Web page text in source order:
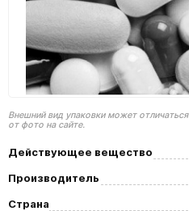
Внешний вид упаковки может отличаться
от фото на сайте.
Действующее вещество
Производитель
Страна